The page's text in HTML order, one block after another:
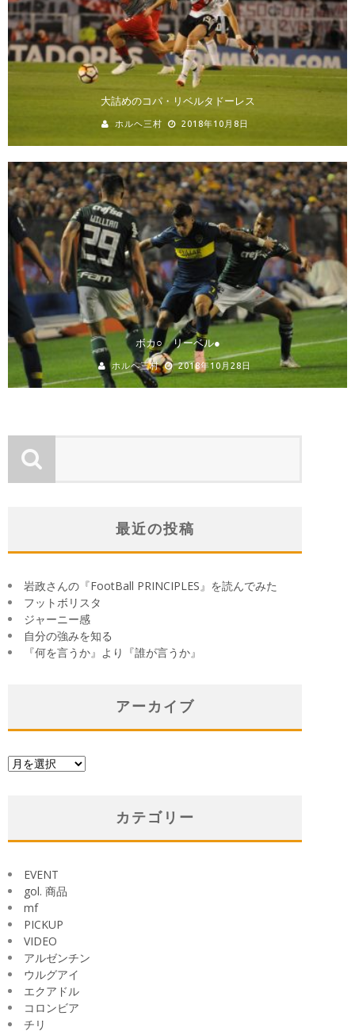
大詰めのコパ・リベルタドーレス
ホルヘ三村 2018年10月8日
ボカ○ リーベル●
ホルヘ三村 2018年10月28日
最近の投稿
岩政さんの『FootBall PRINCIPLES』を読んでみた
フットボリスタ
ジャーニー感
自分の強みを知る
『何を言うか』より『誰が言うか』
アーカイブ
ア
カテゴリー
EVENT
gol. 商品
mf
PICKUP
VIDEO
アルゼンチン
ウルグアイ
エクアドル
コロンビア
チリ